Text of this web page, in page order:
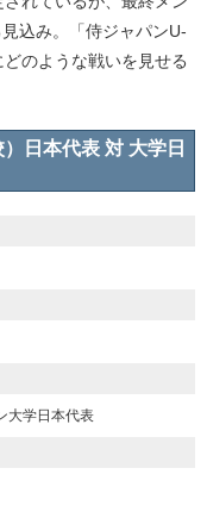
込み。「侍ジャパンU-
のような戦いを見せる
日本代表 対 大学日
大学日本代表